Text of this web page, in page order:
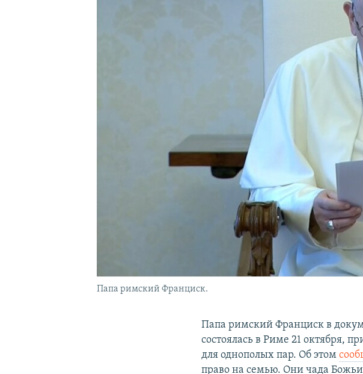
Папа римский Франциск.
Папа римский Франциск в
состоялась в Риме 21 октября,
для однополых пар. Об этом
право на семью. Они чада